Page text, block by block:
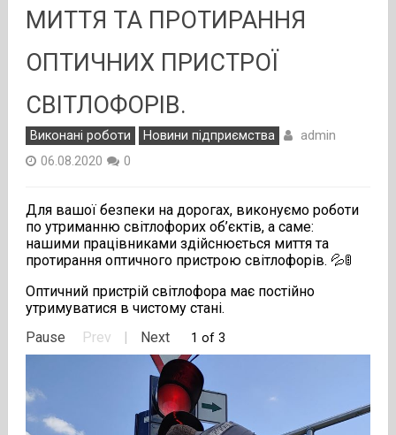
МИТТЯ ТА ПРОТИРАННЯ
ОПТИЧНИХ ПРИСТРОЇ
СВІТЛОФОРІВ.
Виконані роботи Новини підприємства admin
06.08.2020 0
Для вашої безпеки на дорогах, виконуємо роботи
по утриманню світлофорих об’єктів, а саме:
нашими працівниками здійснюється миття та
протирання оптичного пристрою світлофорів. 💦🚦
Оптичний пристрій світлофора має постійно
утримуватися в чистому стані.
Pause
Prev | Next 1 of 3